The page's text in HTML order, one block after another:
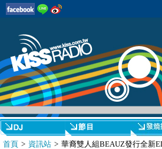
首頁 > 資訊站 > 華裔雙人組BEAUZ發行全新